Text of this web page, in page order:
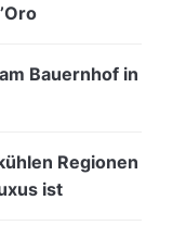
Bauernhof in
Regionen
ist